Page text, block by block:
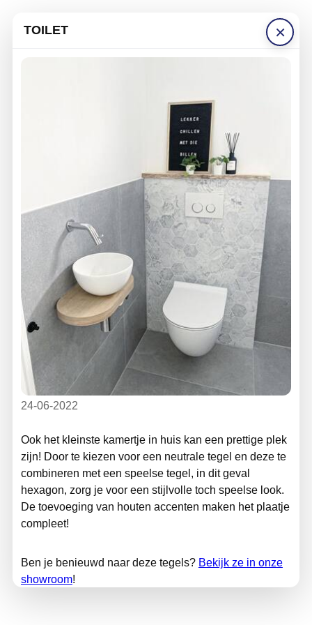
×
TOILET
24-06-2022
Ook het kleinste kamertje in huis kan een prettige plek
zijn! Door te kiezen voor een neutrale tegel en deze te
combineren met een speelse tegel, in dit geval
hexagon, zorg je voor een stijlvolle toch speelse look.
De toevoeging van houten accenten maken het plaatje
compleet!
Ben je benieuwd naar deze tegels? Bekijk ze in onze
showroom!